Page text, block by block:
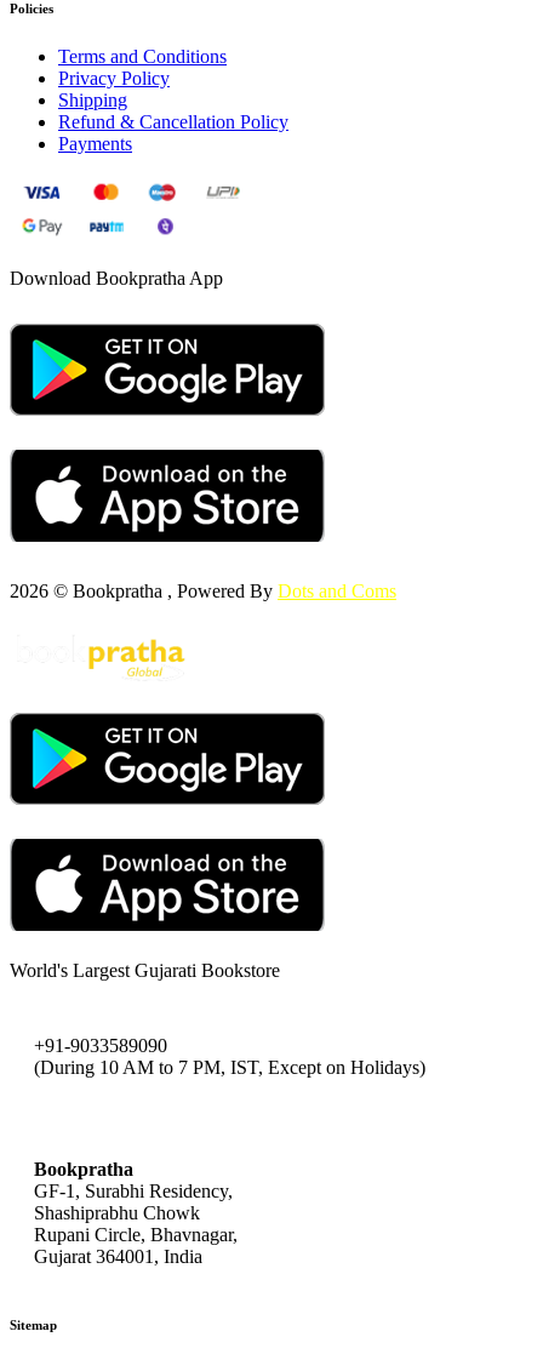
Policies
Terms and Conditions
Privacy Policy
Shipping
Refund & Cancellation Policy
Payments
Download Bookpratha App
2026 © Bookpratha , Powered By Dots and Coms
World's Largest Gujarati Bookstore
+91-9033589090
(During 10 AM to 7 PM, IST, Except on Holidays)
Bookpratha
GF-1, Surabhi Residency,
Shashiprabhu Chowk
Rupani Circle, Bhavnagar,
Gujarat 364001, India
Sitemap